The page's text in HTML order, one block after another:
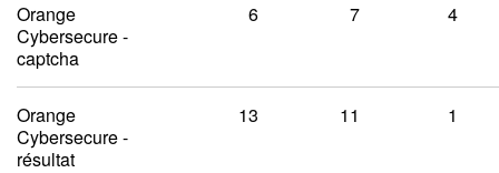
Orange
Cybersecure -
captcha
6 7 4
Orange
Cybersecure -
résultat
13 11 1